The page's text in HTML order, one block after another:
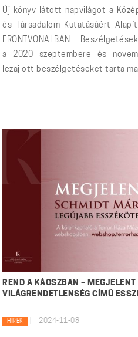
Új könyv látott napvilágot a
és Társadalom Kutatásáért
FRONTVONALBAN –
a 2020 szeptembere és
lezajlott beszélgetéseket
REND A KÁOSZBAN –
VILÁGRENDETLENSÉG CÍMŰ
HÍREK 2024-11-08